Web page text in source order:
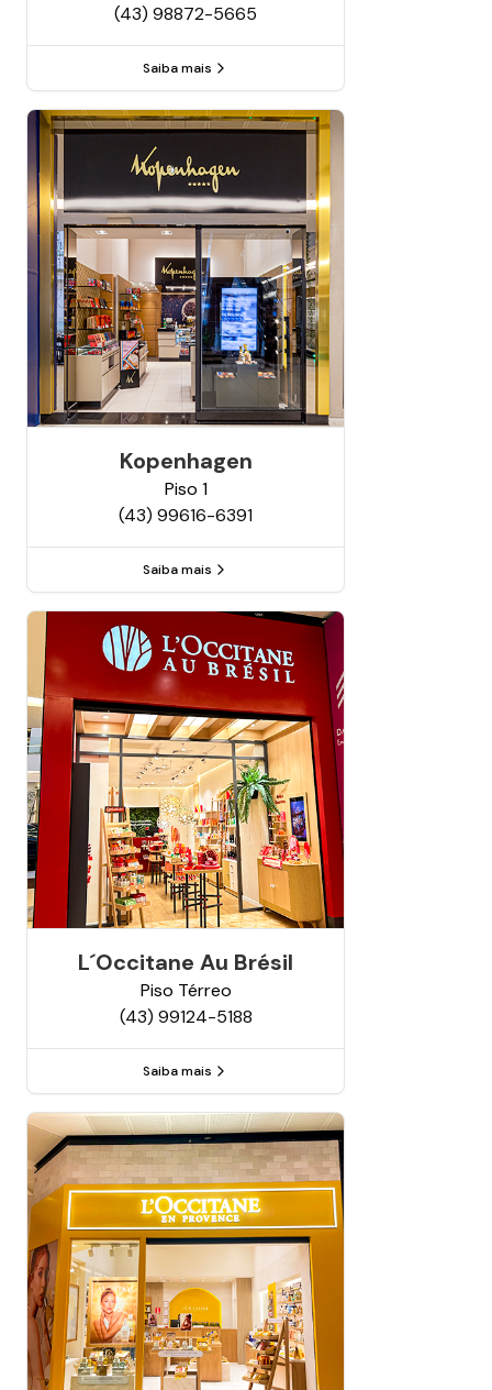
(43) 98872-5665
Saiba mais
Kopenhagen
Piso 1
(43) 99616-6391
Saiba mais
L´occitane Au Brésil
Piso Térreo
(43) 99124-5188
Saiba mais